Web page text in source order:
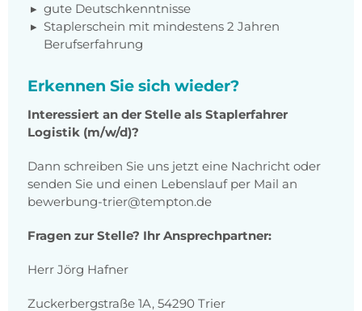
gute Deutschkenntnisse
Staplerschein mit mindestens 2 Jahren
Berufserfahrung
Erkennen Sie sich wieder?
Interessiert an der Stelle als Staplerfahrer
Logistik (m/w/d)?
Dann schreiben Sie uns jetzt eine Nachricht oder
senden Sie und einen Lebenslauf per Mail an
bewerbung-trier@tempton.de
Fragen zur Stelle? Ihr Ansprechpartner:
Herr Jörg Hafner
Zuckerbergstraße 1A, 54290 Trier